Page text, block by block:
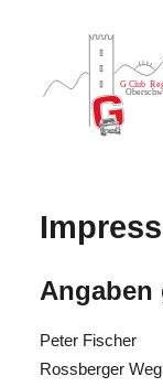
Angaben
Peter Fischer
Rossberger Weg